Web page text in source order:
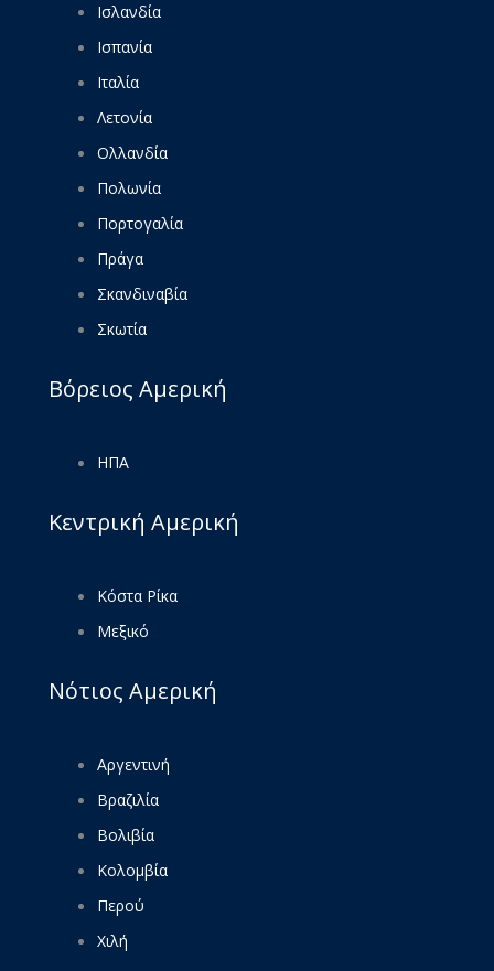
Ισλανδία
Ισπανία
Ιταλία
Λετονία
Ολλανδία
Πολωνία
Πορτογαλία
Πράγα
Σκανδιναβία
Σκωτία
Βόρειος Αμερική
ΗΠΑ
Κεντρική Αμερική
Κόστα Ρίκα
Μεξικό
Νότιος Αμερική
Αργεντινή
Βραζιλία
Βολιβία
Κολομβία
Περού
Χιλή